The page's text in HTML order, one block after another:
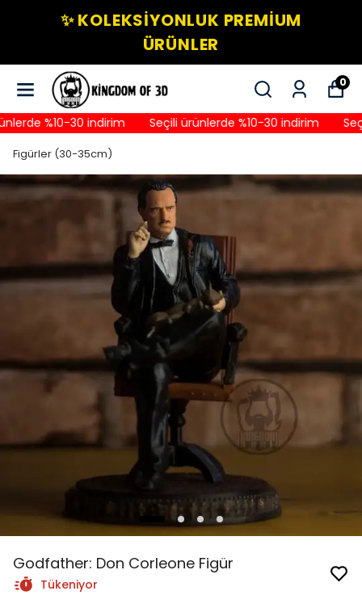
✨ KOLEKSIYONLUK PREMIUM
ÜRÜNLER
0
%10-30 indirim Seçili ürünlerde %10-30 indirim
Figürler (30-35cm)
Godfather: Don Corleone Figür
Tükeniyor